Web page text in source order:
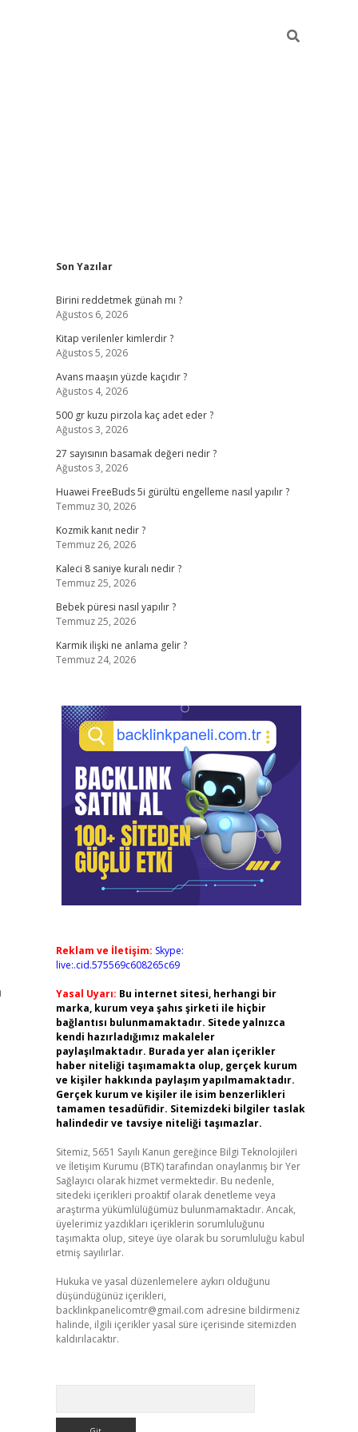
Sidebar
Son Yazılar
Birini reddetmek günah mı ?
Ağustos 6, 2026
Kitap verilenler kimlerdir ?
Ağustos 5, 2026
Avans maaşın yüzde kaçıdır ?
Ağustos 4, 2026
500 gr kuzu pirzola kaç adet eder ?
Ağustos 3, 2026
27 sayısının basamak değeri nedir ?
Ağustos 3, 2026
Huawei FreeBuds 5i gürültü engelleme nasıl yapılır ?
Temmuz 30, 2026
Kozmik kanıt nedir ?
Temmuz 26, 2026
Kaleci 8 saniye kuralı nedir ?
Temmuz 25, 2026
Bebek püresi nasıl yapılır ?
Temmuz 25, 2026
Karmik ilişki ne anlama gelir ?
Temmuz 24, 2026
Reklam ve İletişim: Skype:
live:.cid.575569c608265c69
Yasal Uyarı: Bu internet sitesi, herhangi bir
marka, kurum veya şahıs şirketi ile hiçbir
bağlantısı bulunmamaktadır. Sitede yalnızca
kendi hazırladığımız makaleler
paylaşılmaktadır. Burada yer alan içerikler
haber niteliği taşımamakta olup, gerçek kurum
ve kişiler hakkında paylaşım yapılmamaktadır.
Gerçek kurum ve kişiler ile isim benzerlikleri
tamamen tesadüfidir. Sitemizdeki bilgiler taslak
halindedir ve tavsiye niteliği taşımazlar.
Sitemiz, 5651 Sayılı Kanun gereğince Bilgi Teknolojileri
ve İletişim Kurumu (BTK) tarafından onaylanmış bir Yer
Sağlayıcı olarak hizmet vermektedir. Bu nedenle,
sitedeki içerikleri proaktif olarak denetleme veya
araştırma yükümlülüğümüz bulunmamaktadır. Ancak,
üyelerimiz yazdıkları içeriklerin sorumluluğunu
taşımakta olup, siteye üye olarak bu sorumluluğu kabul
etmiş sayılırlar.
Hukuka ve yasal düzenlemelere aykırı olduğunu
düşündüğünüz içerikleri,
backlinkpanelicomtr@gmail.com adresine bildirmeniz
halinde, ilgili içerikler yasal süre içerisinde sitemizden
kaldırılacaktır.
ilbet girişhttps://betexpergiris.casino/